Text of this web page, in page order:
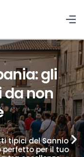
gli
non
tipici del Sannio
perfetto per il tuo